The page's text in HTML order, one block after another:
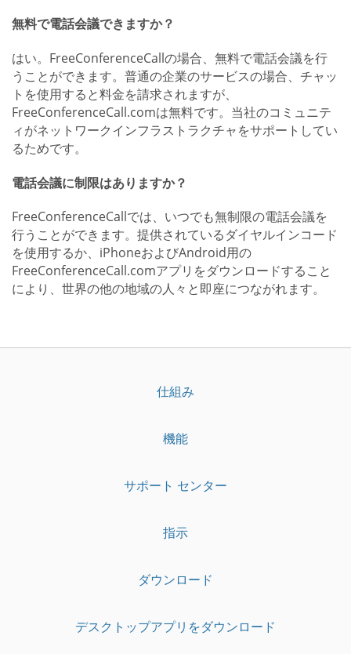
無料で電話会議できますか？
はい。FreeConferenceCallの場合、無料で電話会議を行
うことができます。普通の企業のサービスの場合、チャッ
トを使用すると料金を請求されますが、
FreeConferenceCall.comは無料です。当社のコミュニテ
ィがネットワークインフラストラクチャをサポートしてい
るためです。
電話会議に制限はありますか？
FreeConferenceCallでは、いつでも無制限の電話会議を
行うことができます。提供されているダイヤルインコード
を使用するか、iPhoneおよびAndroid用の
FreeConferenceCall.comアプリをダウンロードすること
により、世界の他の地域の人々と即座につながれます。
仕組み
機能
サポート センター
指示
ダウンロード
デスクトップアプリをダウンロード